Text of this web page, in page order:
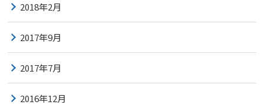
2018年2月
2017年9月
2017年7月
2016年12月